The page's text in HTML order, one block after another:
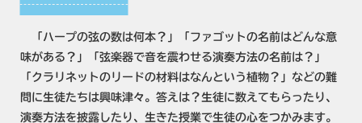
「ハープの弦の数は何本？」「ファゴットの名前はどんな意
味がある？」「弦楽器で音を震わせる演奏方法の名前は？」
「クラリネットのリードの材料はなんという植物？」などの難
問に生徒たちは興味津々。答えは？生徒に数えてもらったり、
演奏方法を披露したり、生きた授業で生徒の心をつかみます。